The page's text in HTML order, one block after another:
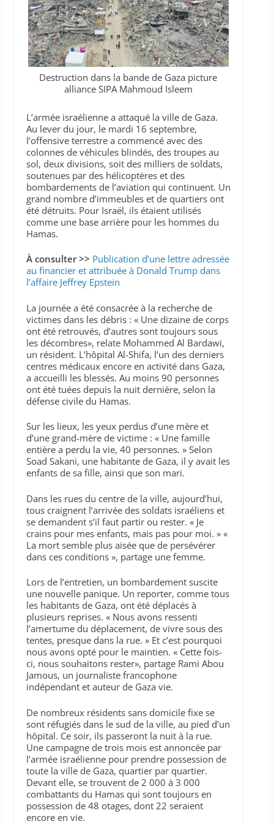
Destruction dans la bande de Gaza picture
alliance SIPA Mahmoud Isleem
L’armée israélienne a attaqué la ville de Gaza.
Au lever du jour, le mardi 16 septembre,
l’offensive terrestre a commencé avec des
colonnes de véhicules blindés, des troupes au
sol, deux divisions, soit des milliers de soldats,
soutenues par des hélicoptères et des
bombardements de l’aviation qui continuent. Un
grand nombre d’immeubles et de quartiers ont
été détruits. Pour Israël, ils étaient utilisés
comme une base arrière pour les hommes du
Hamas.
À consulter >> Publication d’une lettre adressée
au financier et attribuée à Donald Trump dans
l’affaire Jeffrey Epstein
La journée a été consacrée à la recherche de
victimes dans les débris : « Une dizaine de corps
ont été retrouvés, d’autres sont toujours sous
les décombres», relate Mohammed Al Bardawi,
un résident. L’hôpital Al-Shifa, l’un des derniers
centres médicaux encore en activité dans Gaza,
a accueilli les blessés. Au moins 90 personnes
ont été tuées depuis la nuit dernière, selon la
défense civile du Hamas.
Sur les lieux, les yeux perdus d’une mère et
d’une grand-mère de victime : « Une famille
entière a perdu la vie, 40 personnes. » Selon
Soad Sakani, une habitante de Gaza, il y avait les
enfants de sa fille, ainsi que son mari.
Dans les rues du centre de la ville, aujourd’hui,
tous craignent l’arrivée des soldats israéliens et
se demandent s’il faut partir ou rester. « Je
crains pour mes enfants, mais pas pour moi. » «
La mort semble plus aisée que de persévérer
dans ces conditions », partage une femme.
Lors de l’entretien, un bombardement suscite
une nouvelle panique. Un reporter, comme tous
les habitants de Gaza, ont été déplacés à
plusieurs reprises. « Nous avons ressenti
l’amertume du déplacement, de vivre sous des
tentes, presque dans la rue. » Et c’est pourquoi
nous avons opté pour le maintien. « Cette fois-
ci, nous souhaitons rester», partage Rami Abou
Jamous, un journaliste francophone
indépendant et auteur de Gaza vie.
De nombreux résidents sans domicile fixe se
sont réfugiés dans le sud de la ville, au pied d’un
hôpital. Ce soir, ils passeront la nuit à la rue.
Une campagne de trois mois est annoncée par
l’armée israélienne pour prendre possession de
toute la ville de Gaza, quartier par quartier.
Devant elle, se trouvent de 2 000 à 3 000
combattants du Hamas qui sont toujours en
possession de 48 otages, dont 22 seraient
encore en vie.